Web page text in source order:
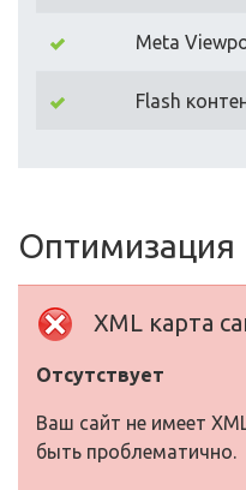
Meta
Flash
Оптимизация
XML карта
Отсутствует
Ваш сайт не имеет
быть проблематично.